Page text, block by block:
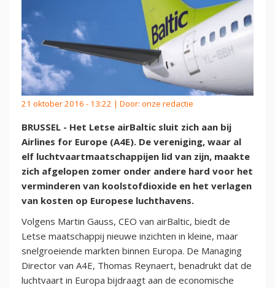
21 oktober 2016 - 13:22 | Door: onze redactie
BRUSSEL - Het Letse airBaltic sluit zich aan bij
Airlines for Europe (A4E). De vereniging, waar al
elf luchtvaartmaatschappijen lid van zijn, maakte
zich afgelopen zomer onder andere hard voor het
verminderen van koolstofdioxide en het verlagen
van kosten op Europese luchthavens.
Volgens Martin Gauss, CEO van airBaltic, biedt de
Letse maatschappij nieuwe inzichten in kleine, maar
snelgroeiende markten binnen Europa. De Managing
Director van A4E, Thomas Reynaert, benadrukt dat de
luchtvaart in Europa bijdraagt aan de economische